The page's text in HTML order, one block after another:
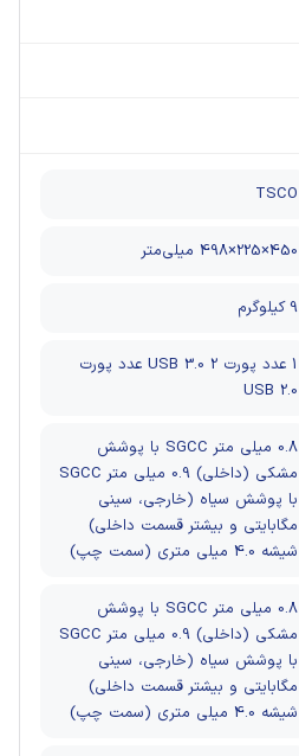
TSCO
450×225×498 میلی‌متر
9 کیلوگرم
1 عدد پورت USB 3.0
2 عدد پورت
USB 2.0
0.8 میلی متر SGCC با پوشش
مشکی (داخلی)
0.9 میلی متر SGCC
با پوشش سیاه (خارجی، سینی
مگابایتی و بیشتر قسمت داخلی)
شیشه 4.0 میلی متری (سمت چپ)
0.8 میلی متر SGCC با پوشش
مشکی (داخلی)
0.9 میلی متر SGCC
با پوشش سیاه (خارجی، سینی
مگابایتی و بیشتر قسمت داخلی)
شیشه 4.0 میلی متری (سمت چپ)